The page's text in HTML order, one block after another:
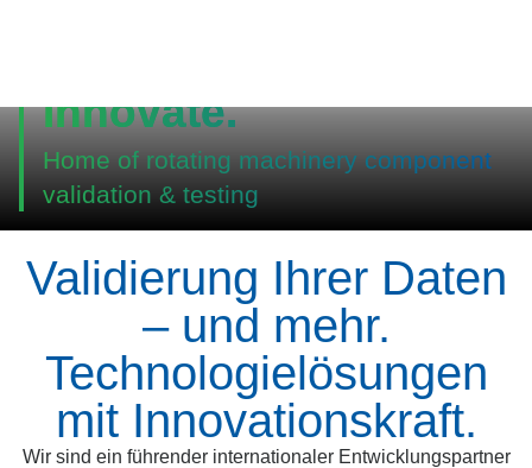
innovate.
Home of rotating machinery component
validation & testing
Validierung Ihrer Daten
– und mehr.
Technologielösungen
mit Innovationskraft.
Wir sind ein führender internationaler Entwicklungspartner